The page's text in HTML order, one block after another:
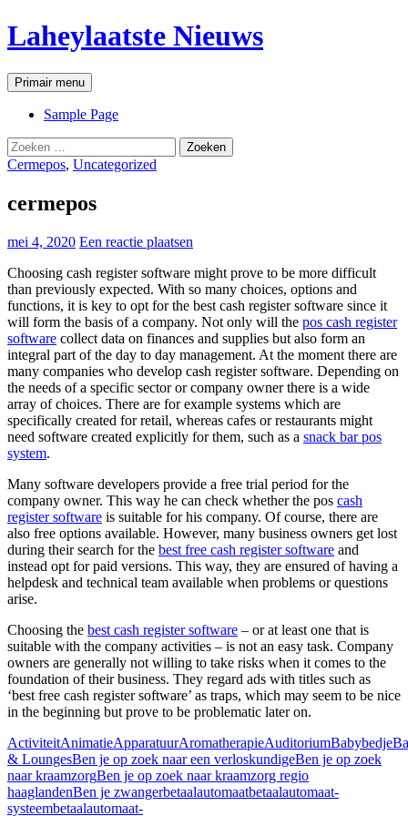
Ga
naar
inhoud
Laheylaatste Nieuws
Zoeken
Primair menu
Sample Page
Zoeken
naar:
Cermepos, Uncategorized
cermepos
mei 4, 2020 Een reactie plaatsen
Choosing cash register software might prove to be more difficult
than previously expected. With so many choices, options and
functions, it is key to opt for the best cash register software since it
will form the basis of a company. Not only will the pos cash register
software collect data on finances and supplies but also form an
integral part of the day to day management. At the moment there are
many companies who develop cash register software. Depending on
the needs of a specific sector or company owner there is a wide
array of choices. There are for example systems which are
specifically created for retail, whereas cafes or restaurants might
need software created explicitly for them, such as a snack bar pos
system.
Many software developers provide a free trial period for the
company owner. This way he can check whether the pos cash
register software is suitable for his company. Of course, there are
also free options available. However, many business owners get lost
during their search for the best free cash register software and
instead opt for paid versions. This way, they are ensured of having a
helpdesk and technical team available when problems or questions
arise.
Choosing the best cash register software – or at least one that is
suitable with the company activities – is not an easy task. Company
owners are generally not willing to take risks when it comes to the
foundation of their business. They regard ads with titles such as
‘best free cash register software’ as traps, which may seem to be nice
in the beginning but prove to be problematic later on.
ActiviteitAnimatieApparatuurAromatherapieAuditoriumBabybedje
& LoungesBen je op zoek naar een verloskundigeBen je op zoek
naar kraamzorgBen je op zoek naar kraamzorg regio
haaglandenBen je zwangerbetaalautomaatbetaalautomaat-
systeembetaalautomaat-